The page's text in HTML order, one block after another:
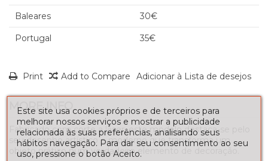
Baleares 30€
Portugal 35€
Print Add to Compare Adicionar à Lista de desejos
MORE INFO
Fabricado com corte a laser, este modelo destaca-se pelo
seu desenho artístico e moderno que transforma um
objeto prático num verdadeiro elemento de decoração.
Este site usa cookies próprios e de terceiros para
melhorar nossos serviços e mostrar a publicidade
relacionada às suas preferências, analisando seus
hábitos navegação. Para dar seu consentimento ao seu
uso, pressione o botão Aceito.